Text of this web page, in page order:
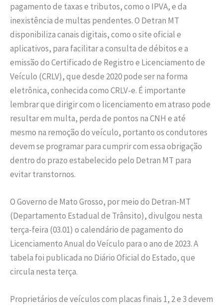
pagamento de taxas e tributos, como o IPVA, e da
inexistência de multas pendentes. O Detran MT
disponibiliza canais digitais, como o site oficial e
aplicativos, para facilitar a consulta de débitos e a
emissão do Certificado de Registro e Licenciamento de
Veículo (CRLV), que desde 2020 pode ser na forma
eletrônica, conhecida como CRLV-e. É importante
lembrar que dirigir com o licenciamento em atraso pode
resultar em multa, perda de pontos na CNH e até
mesmo na remoção do veículo, portanto os condutores
devem se programar para cumprir com essa obrigação
dentro do prazo estabelecido pelo Detran MT para
evitar transtornos.
O Governo de Mato Grosso, por meio do Detran-MT
(Departamento Estadual de Trânsito), divulgou nesta
terça-feira (03.01) o calendário de pagamento do
Licenciamento Anual do Veículo para o ano de 2023. A
tabela foi publicada no Diário Oficial do Estado, que
circula nesta terça.
Proprietários de veículos com placas finais 1, 2 e 3 devem